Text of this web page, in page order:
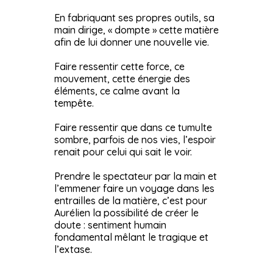
En fabriquant ses propres outils, sa
main dirige, « dompte » cette matière
afin de lui donner une nouvelle vie.
Faire ressentir cette force, ce
mouvement, cette énergie des
éléments, ce calme avant la
tempête.
Faire ressentir que dans ce tumulte
sombre, parfois de nos vies, l’espoir
renait pour celui qui sait le voir.
Prendre le spectateur par la main et
l’emmener faire un voyage dans les
entrailles de la matière, c’est pour
Aurélien la possibilité de créer le
doute : sentiment humain
fondamental mêlant le tragique et
l’extase.